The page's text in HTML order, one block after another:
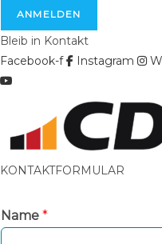
ANMELDEN
Bleib in Kontakt
Facebook-f
Instagram
KONTAKTFORMULAR
Name *